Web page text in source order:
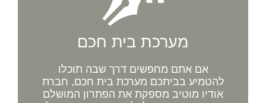
מערכת בית חכם
אם אתם מחפשים דרך שבה תוכלו
להטמיע בביתכם מערכת בית חכם, חברת
אודיו מוטיב מספקת את הפתרון המושלם